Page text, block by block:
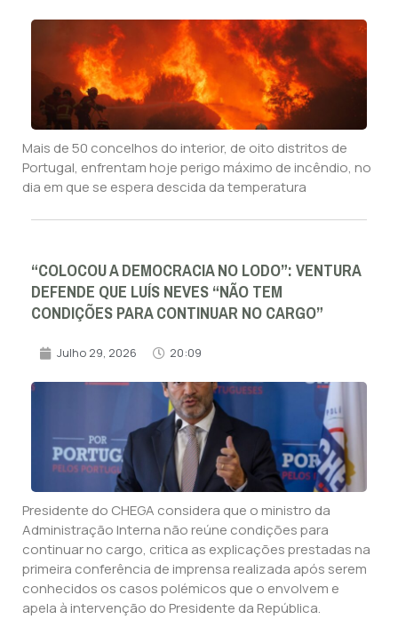
Mais de 50 concelhos do interior, de oito distritos de
Portugal, enfrentam hoje perigo máximo de incêndio, no
dia em que se espera descida da temperatura
“COLOCOU A DEMOCRACIA NO LODO”: VENTURA
DEFENDE QUE LUÍS NEVES “NÃO TEM
CONDIÇÕES PARA CONTINUAR NO CARGO”
Julho 29, 2026 20:09
Presidente do CHEGA considera que o ministro da
Administração Interna não reúne condições para
continuar no cargo, critica as explicações prestadas na
primeira conferência de imprensa realizada após serem
conhecidos os casos polémicos que o envolvem e
apela à intervenção do Presidente da República.